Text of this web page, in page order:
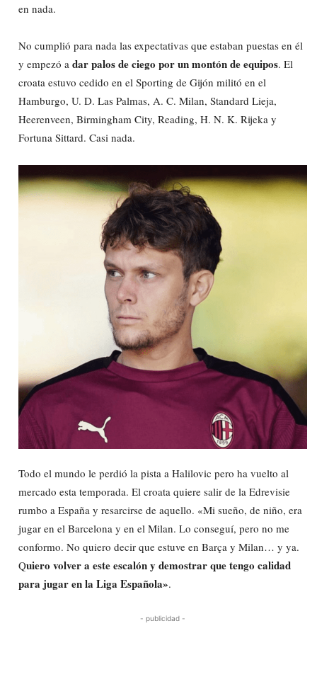
en nada.
No cumplió para nada las expectativas que estaban puestas en él
y empezó a dar palos de ciego por un montón de equipos. El
croata estuvo cedido en el Sporting de Gijón militó en el
Hamburgo, U. D. Las Palmas, A. C. Milan, Standard Lieja,
Heerenveen, Birmingham City, Reading, H. N. K. Rijeka y
Fortuna Sittard. Casi nada.
Todo el mundo le perdió la pista a Halilovic pero ha vuelto al
mercado esta temporada. El croata quiere salir de la Edrevisie
rumbo a España y resarcirse de aquello. «Mi sueño, de niño, era
jugar en el Barcelona y en el Milan. Lo conseguí, pero no me
conformo. No quiero decir que estuve en Barça y Milan… y ya.
Quiero volver a este escalón y demostrar que tengo calidad
para jugar en la Liga Española».
- publicidad -